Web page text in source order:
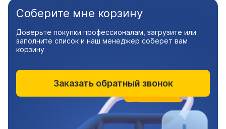
Соберите мне корзину
Доверьте покупки профессионалам, загрузите или
заполните список и наш менеджер соберет вам
корзину
Заказать обратный звонок